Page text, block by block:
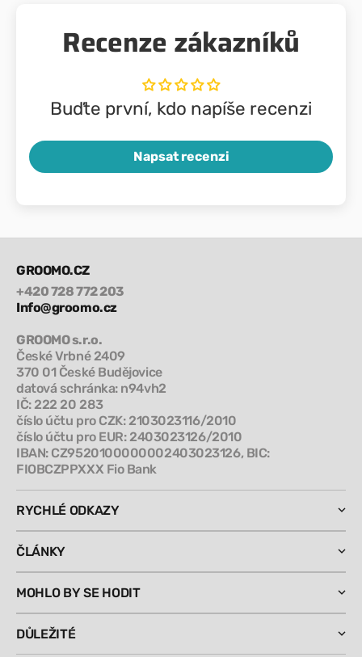
Recenze zákazníků
Buďte první, kdo napíše recenzi
Napsat recenzi
GROOMO.CZ
+420 728 772 203
Info@groomo.cz
GROOMO s.r.o.
České Vrbné 2409
370 01 České Budějovice
datová schránka: n94vh2
IČ: 222 20 283
číslo účtu pro CZK: 2103023116/2010
číslo účtu pro EUR: 2403023126/2010
IBAN: CZ9520100000002403023126, BIC:
FIOBCZPPXXX Fio Bank
RYCHLÉ ODKAZY
ČLÁNKY
MOHLO BY SE HODIT
DŮLEŽITÉ